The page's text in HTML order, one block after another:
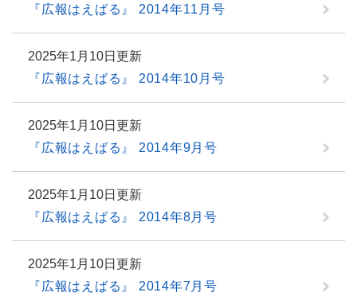
『広報はえばる』 2014年11月号
2025年1月10日更新
『広報はえばる』 2014年10月号
2025年1月10日更新
『広報はえばる』 2014年9月号
2025年1月10日更新
『広報はえばる』 2014年8月号
2025年1月10日更新
『広報はえばる』 2014年7月号